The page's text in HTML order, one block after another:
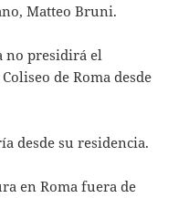
Matteo Bruni.
no presidirá el
de Roma desde
desde su residencia.
en Roma fuera de